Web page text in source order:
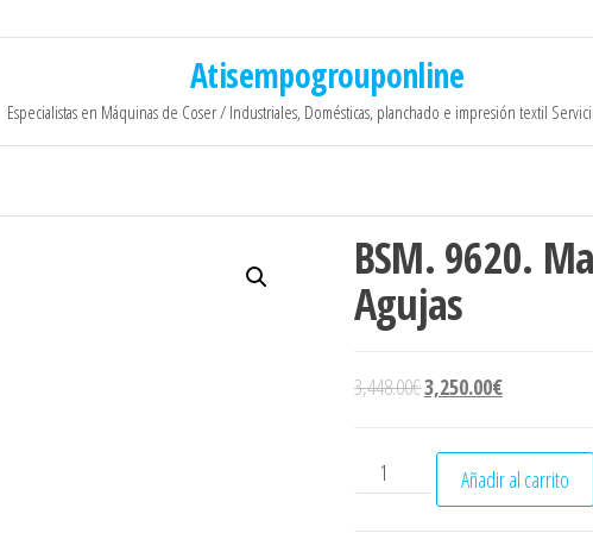
Atisempogrouponline
Especialistas en Máquinas de Coser / Industriales, Domésticas, planchado e impresión textil
BSM. 9620.
Agujas
3,448.00€El precio original era:
3,250.00€El precio
BSM. 9620. Maquina de
Añadir al carrito